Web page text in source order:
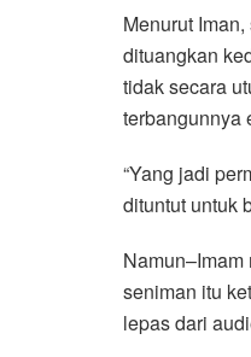
Menurut
dituangkan
tidak secara
terbangunnya
“Yang jadi
dituntut untuk
seniman itu
lepas dari